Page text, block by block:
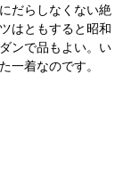
だらしなくない絶
はともすると昭和
ンで品もよい。い
一着なのです。